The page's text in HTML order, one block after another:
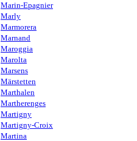
Marin-Epagnier
Marly
Marmorera
Marnand
Maroggia
Marolta
Marsens
Märstetten
Marthalen
Martherenges
Martigny
Martigny-Croix
Martina